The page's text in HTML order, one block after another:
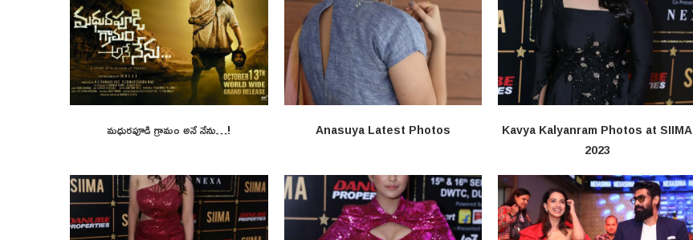
మధురపూడి గ్రామం అనే నేను…! Anasuya Latest Photos
Kavya Kalyanram Photos at SIIMA
2023